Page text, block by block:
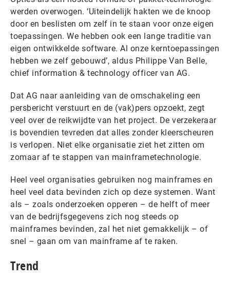
werden overwogen. ‘Uiteindelijk hakten we de knoop
door en beslisten om zelf in te staan voor onze eigen
toepassingen. We hebben ook een lange traditie van
eigen ontwikkelde software. Al onze kerntoepassingen
hebben we zelf gebouwd’, aldus Philippe Van Belle,
chief information & technology officer van AG.
Dat AG naar aanleiding van de omschakeling een
persbericht verstuurt en de (vak)pers opzoekt, zegt
veel over de reikwijdte van het project. De verzekeraar
is bovendien tevreden dat alles zonder kleerscheuren
is verlopen. Niet elke organisatie ziet het zitten om
zomaar af te stappen van mainframetechnologie.
Heel veel organisaties gebruiken nog mainframes en
heel veel data bevinden zich op deze systemen. Want
als – zoals onderzoeken opperen – de helft of meer
van de bedrijfsgegevens zich nog steeds op
mainframes bevinden, zal het niet gemakkelijk – of
snel – gaan om van mainframe af te raken.
Trend